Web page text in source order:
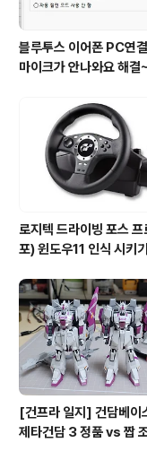
블루투스 이어폰 PC연
마이크가 안나와요 해결~
로지텍 드라이빙 포스
포) 윈도우11 인식 시키기
[건프라 일지] 건담베이
제타건담 3 정품 vs 짭